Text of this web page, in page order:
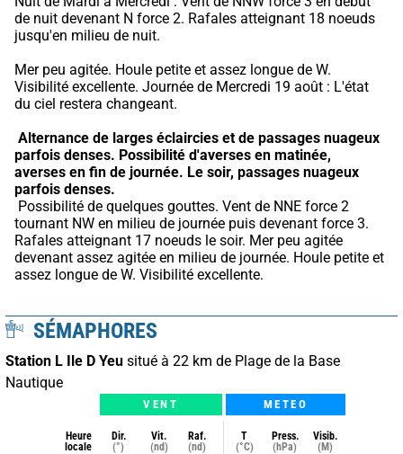
de nuit devenant N force 2. Rafales atteignant 18 noeuds
jusqu'en milieu de nuit.
Mer peu agitée. Houle petite et assez longue de W.
Visibilité excellente. Journée de Mercredi 19 août : L'état
du ciel restera changeant.
Alternance de larges éclaircies et de passages nuageux
parfois denses. Possibilité d'averses en matinée,
averses en fin de journée. Le soir, passages nuageux
parfois denses.
tournant NW en milieu de journée puis devenant force 3.
Rafales atteignant 17 noeuds le soir. Mer peu agitée
devenant assez agitée en milieu de journée. Houle petite et
assez longue de W. Visibilité excellente.
SÉMAPHORES
Station L Ile D Yeu situé à 22 km de Plage de la Base
Nautique
VENT METEO
Heure
locale
Dir.
(°)
Vit.
(nd)
Raf.
(nd)
T
(°C)
Press.
(hPa)
Visib.
(M)